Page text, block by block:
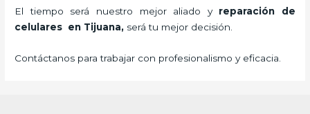
El tiempo será nuestro mejor aliado y reparación de
celulares en Tijuana, será tu mejor decisión.
Contáctanos para trabajar con profesionalismo y eficacia.